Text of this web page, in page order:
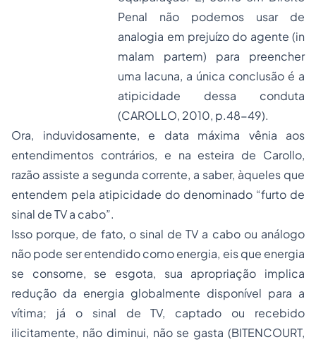
Penal não podemos usar de
analogia em prejuízo do agente (in
malam partem) para preencher
uma lacuna, a única conclusão é a
atipicidade dessa conduta
(CAROLLO, 2010, p.48-49).
Ora, induvidosamente, e data máxima vênia aos
entendimentos contrários, e na esteira de Carollo,
razão assiste a segunda corrente, a saber, àqueles que
entendem pela atipicidade do denominado “furto de
sinal de TV a cabo”.
Isso porque, de fato, o sinal de TV a cabo ou análogo
não pode ser entendido como energia, eis que energia
se consome, se esgota, sua apropriação implica
redução da energia globalmente disponível para a
vítima; já o sinal de TV, captado ou recebido
ilicitamente, não diminui, não se gasta (BITENCOURT,